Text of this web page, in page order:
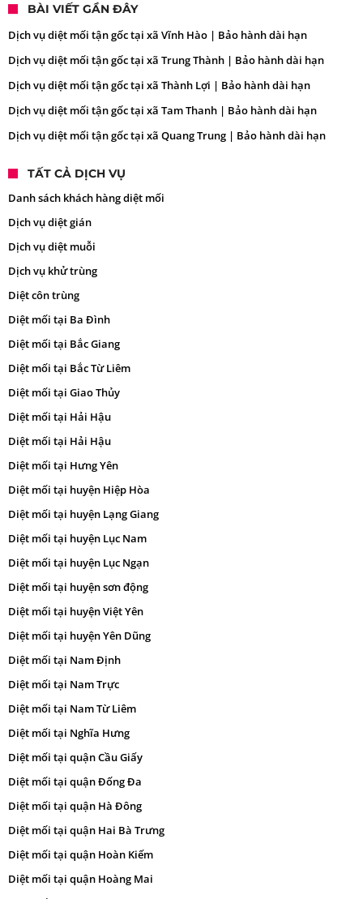
BÀI VIẾT GẦN ĐÂY
Dịch vụ diệt mối tận gốc tại xã Vĩnh Hào | Bảo hành dài hạn
Dịch vụ diệt mối tận gốc tại xã Trung Thành | Bảo hành dài hạn
Dịch vụ diệt mối tận gốc tại xã Thành Lợi | Bảo hành dài hạn
Dịch vụ diệt mối tận gốc tại xã Tam Thanh | Bảo hành dài hạn
Dịch vụ diệt mối tận gốc tại xã Quang Trung | Bảo hành dài hạn
TẤT CẢ DỊCH VỤ
Danh sách khách hàng diệt mối
Dịch vụ diệt gián
Dịch vụ diệt muỗi
Dịch vụ khử trùng
Diệt côn trùng
Diệt mối tại Ba Đình
Diệt mối tại Bắc Giang
Diệt mối tại Bắc Từ Liêm
Diệt mối tại Giao Thủy
Diệt mối tại Hải Hậu
Diệt mối tại Hải Hậu
Diệt mối tại Hưng Yên
Diệt mối tại huyện Hiệp Hòa
Diệt mối tại huyện Lạng Giang
Diệt mối tại huyện Lục Nam
Diệt mối tại huyện Lục Ngạn
Diệt mối tại huyện sơn động
Diệt mối tại huyện Việt Yên
Diệt mối tại huyện Yên Dũng
Diệt mối tại Nam Định
Diệt mối tại Nam Trực
Diệt mối tại Nam Từ Liêm
Diệt mối tại Nghĩa Hưng
Diệt mối tại quận Cầu Giấy
Diệt mối tại quận Đống Đa
Diệt mối tại quận Hà Đông
Diệt mối tại quận Hai Bà Trưng
Diệt mối tại quận Hoàn Kiếm
Diệt mối tại quận Hoàng Mai